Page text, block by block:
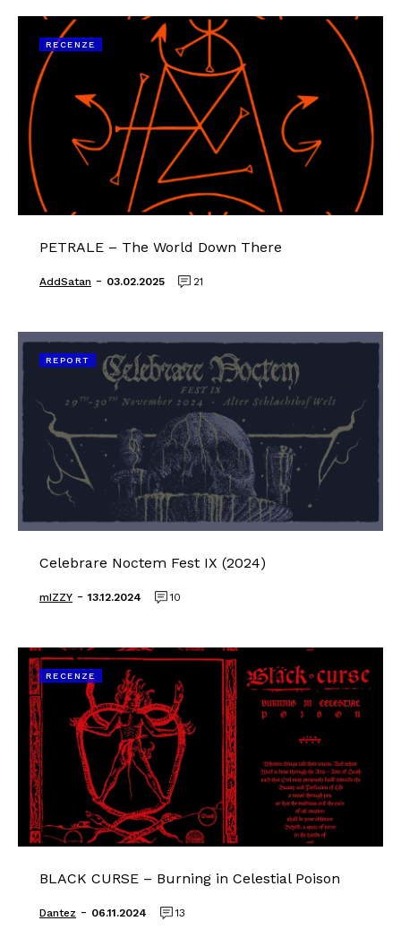
RECENZE
PETRALE – The World Down There
AddSatan - 03.02.2025 21
REPORT
Celebrare Noctem Fest IX (2024)
mIZZY - 13.12.2024 10
RECENZE
BLACK CURSE – Burning in Celestial Poison
Dantez - 06.11.2024 13